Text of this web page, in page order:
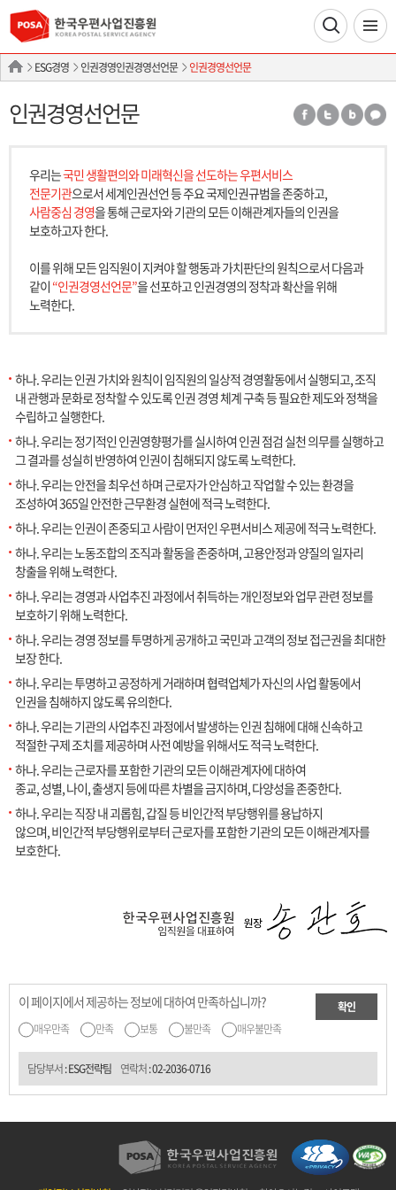
ESG경영 인권경영인권경영선언문 인권경영선언문
인권경영선언문
우리는국민 생활편의와 미래혁신을 선도하는 우편서비스
전문기관으로서 세계인권선언 등 주요 국제인권규범을 존중하고,
사람중심 경영을 통해 근로자와 기관의 모든 이해관계자들의 인권을
보호하고자 한다.
이를 위해 모든 임직원이 지켜야 할 행동과 가치판단의 원칙으로서 다음과
같이 “인권경영선언문”을 선포하고 인권경영의 정착과 확산을 위해
노력한다.
하나. 우리는 인권 가치와 원칙이 임직원의 일상적 경영활동에서 실행되고, 조직
내 관행과 문화로 정착할 수 있도록 인권 경영 체계 구축 등 필요한 제도와 정책을
수립하고 실행한다.
하나. 우리는 정기적인 인권영향평가를 실시하여 인권 점검 실천 의무를 실행하고
그 결과를 성실히 반영하여 인권이 침해되지 않도록 노력한다.
하나. 우리는 안전을 최우선 하며 근로자가 안심하고 작업할 수 있는 환경을
조성하여 365일 안전한 근무환경 실현에 적극 노력한다.
하나. 우리는 인권이 존중되고 사람이 먼저인 우편서비스 제공에 적극 노력한다.
하나. 우리는 노동조합의 조직과 활동을 존중하며, 고용안정과 양질의 일자리
창출을 위해 노력한다.
하나. 우리는 경영과 사업추진 과정에서 취득하는 개인정보와 업무 관련 정보를
보호하기 위해 노력한다.
하나. 우리는 경영 정보를 투명하게 공개하고 국민과 고객의 정보 접근권을 최대한
보장 한다.
하나. 우리는 투명하고 공정하게 거래하며 협력업체가 자신의 사업 활동에서
인권을 침해하지 않도록 유의한다.
하나. 우리는 기관의 사업추진 과정에서 발생하는 인권 침해에 대해 신속하고
적절한 구제 조치를 제공하며 사전 예방을 위해서도 적극 노력한다.
하나. 우리는 근로자를 포함한 기관의 모든 이해관계자에 대하여
종교, 성별, 나이, 출생지 등에 따른 차별을 금지하며, 다양성을 존중한다.
하나. 우리는 직장 내 괴롭힘, 갑질 등 비인간적 부당행위를 용납하지
않으며, 비인간적 부당행위로부터 근로자를 포함한 기관의 모든 이해관계자를
보호한다.
이 페이지에서 제공하는 정보에 대하여 만족하십니까?
매우만족 만족 보통 불만족 매우불만족
확인
담당부서: ESG전략팀 연락처:02-2036-0716